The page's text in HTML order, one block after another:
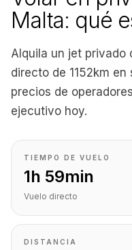
Malta: qué
Alquila un jet privado
directo de 1152km en
precios de
ejecutivo hoy.
TIEMPO DE VUELO
1h 59min
Vuelo directo
DISTANCIA